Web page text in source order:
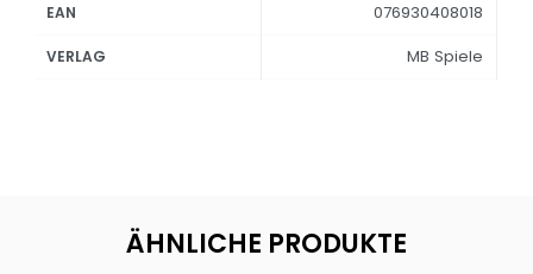
EAN 076930408018
VERLAG MB Spiele
ÄHNLICHE PRODUKTE